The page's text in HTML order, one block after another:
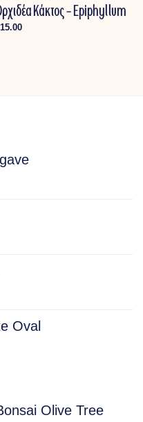
Κάκτος – Epiphyllum
15.00
Oval
Olive Tree